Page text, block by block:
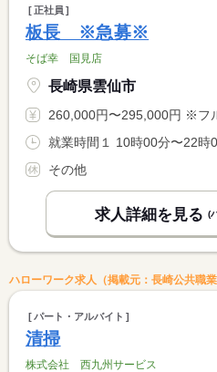
正社員
板長 ※急募※
そば幸 国見店
長崎県雲仙市
260,000円〜295,000円 ※フルタイム求人の場合は月額（換算
就業時間１ 10時00分〜22時
その他
求人詳細を見る (
ハローワーク求人（掲載元：長崎公共職業
パート・アルバイト
清掃
株式会社 西九州サービス